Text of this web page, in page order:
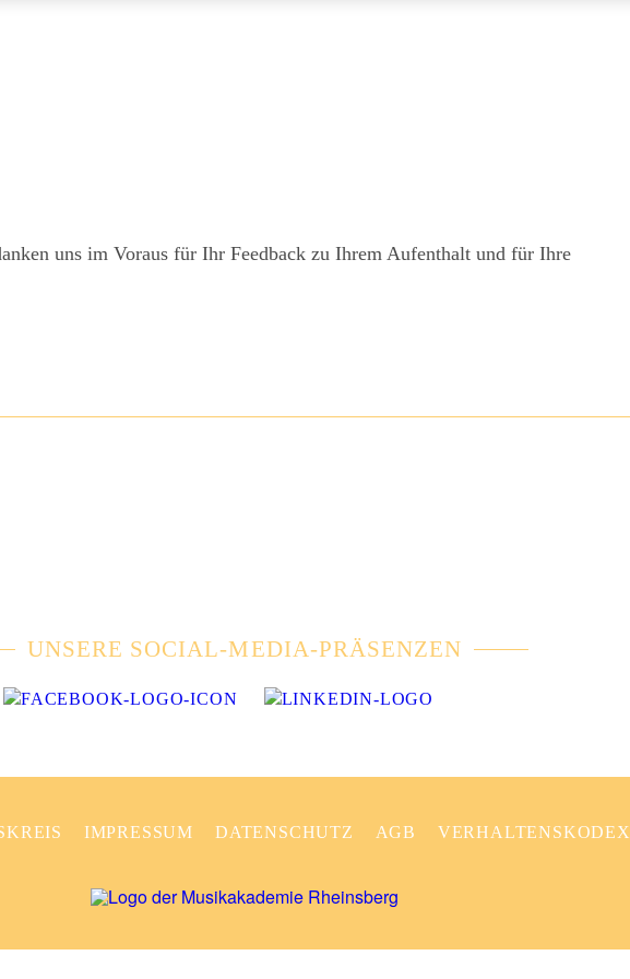
uns im Voraus für Ihr Feedback zu Ihrem Aufenthalt und für Ihre
UNSERE SOCIAL-MEDIA-PRÄSENZEN
IMPRESSUM DATENSCHUTZ AGB VERHALTENSKODEX